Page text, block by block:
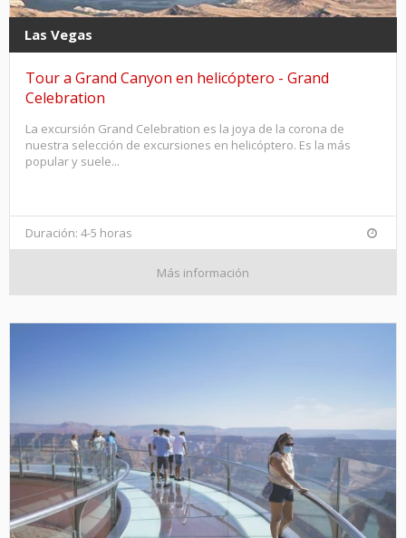
Las Vegas
Tour a Grand Canyon en helicóptero - Grand
Celebration
La excursión Grand Celebration es la joya de la corona de
nuestra selección de excursiones en helicóptero. Es la más
popular y suele...
Duración: 4-5 horas
Más información